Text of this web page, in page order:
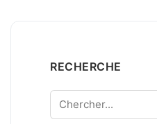
RECHERCHE